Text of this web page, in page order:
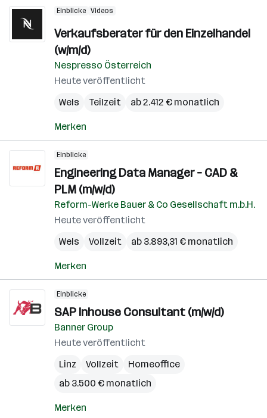
Einblicke Videos
Verkaufsberater für den Einzelhandel
(w/m/d)
Nespresso Österreich
Heute veröffentlicht
Wels
Teilzeit ab 2.412 € monatlich
Merken
Einblicke
Engineering Data Manager – CAD &
PLM (m/w/d)
Reform-Werke Bauer & Co Gesellschaft m.b.H.
Heute veröffentlicht
Wels
Vollzeit ab 3.893,31 € monatlich
Merken
Einblicke
SAP Inhouse Consultant (m/w/d)
Banner Group
Heute veröffentlicht
Linz
Vollzeit
Homeoffice
ab 3.500 € monatlich
Merken